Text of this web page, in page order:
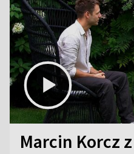
Marcin Korcz